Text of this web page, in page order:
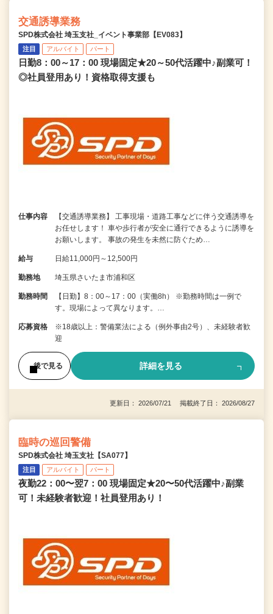
交通誘導業務
SPD株式会社 埼玉支社_イベント事業部【EV083】
注目 アルバイト パート
日勤8：00～17：00 現場固定★20～50代活躍中♪副業可！
◎社員登用あり！資格取得支援も
仕事内容
【交通誘導業務】 工事現場・道路工事などに伴う交通誘導を
お任せします！ 車や歩行者が安全に通行できるように誘導を
お願いします。 事故の発生を未然に防ぐため…
給与 日給11,000円～12,500円
勤務地 埼玉県さいたま市浦和区
勤務時間
【日勤】8：00～17：00（実働8h） ※勤務時間は一例で
す。現場によって異なります。…
応募資格
※18歳以上：警備業法による（例外事由2号）、未経験者歓
迎
後で見る 詳細を見る
更新日： 2026/07/21 掲載終了日： 2026/08/27
臨時の巡回警備
SPD株式会社 埼玉支社【SA077】
注目 アルバイト パート
夜勤22：00〜翌7：00 現場固定★20〜50代活躍中♪副業
可！未経験者歓迎！社員登用あり！